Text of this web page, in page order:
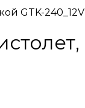
GTK-240_12V